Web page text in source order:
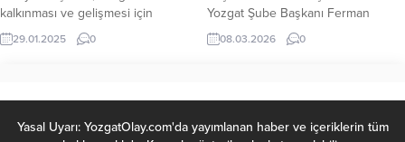
kalkınması ve gelişmesi için
yürüttüğü yoğun çalışmalar
kapsamında bir ziyaret daha
makamında ziyaret ederek,
Yozgat’la ilgili proje, yatırım ve
29.01.2025 0
Yozgat Şube Başkanı Ferman
Zararsız, 8 Mart Dünya Kadınlar
Günü dolayısıyla yayımladığı
çekti.HAK-İŞ Konfederasyonu
Yozgat İl Başkanı ve Hizmet-İş
08.03.2026 0
Yasal Uyarı: YozgatOlay.com'da yayımlanan haber ve içeriklerin tüm